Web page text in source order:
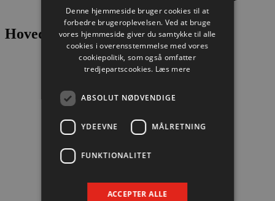
Hovedpartnere
Denne hjemmeside bruger cookies til at
forbedre brugeroplevelsen. Ved at bruge
vores hjemmeside giver du samtykke til alle
cookies i overensstemmelse med vores
cookiepolitik, som også omfatter
tredjepartscookies. Læs mere
ABSOLUT NØDVENDIGE
YDEEVNE MÅLRETNING
FUNKTIONALITET
ACCEPTER ALLE